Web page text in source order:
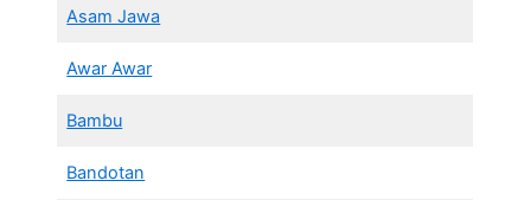
Asam Jawa
Awar Awar
Bambu
Bandotan